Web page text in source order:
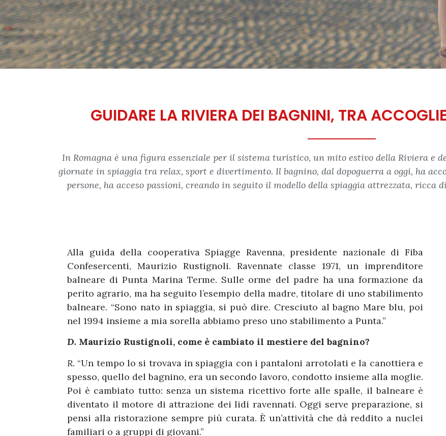
GUIDARE LA RIVIERA DEI BAGNINI, TRA
In Romagna è una figura essenziale per il sistema turistico, un mito estivo della Riviera e
giornate in spiaggia tra relax, sport e divertimento. Il bagnino, dal dopoguerra a oggi, ha
persone, ha acceso passioni, creando in seguito il modello della spiaggia attrezzata, ricca
Alla guida della cooperativa Spiagge Ravenna, presidente nazionale di Fiba
Confesercenti, Maurizio Rustignoli. Ravennate classe 1971, un imprenditore
balneare di Punta Marina Terme. Sulle orme del padre ha una formazione da
perito agrario, ma ha seguito l’esempio della madre, titolare di uno stabilimento
balneare. “Sono nato in spiaggia, si può dire. Cresciuto al bagno Mare blu, poi
nel 1994 insieme a mia sorella abbiamo preso uno stabilimento a Punta.”
D. Maurizio Rustignoli, come è cambiato il mestiere del bagnino?
R. “Un tempo lo si trovava in spiaggia con i pantaloni arrotolati e la canottiera e
spesso, quello del bagnino, era un secondo lavoro, condotto insieme alla moglie.
Poi è cambiato tutto: senza un sistema ricettivo forte alle spalle, il balneare è
diventato il motore di attrazione dei lidi ravennati. Oggi serve preparazione, si
pensi alla ristorazione sempre più curata. È un’attività che dà reddito a nuclei
familiari o a gruppi di giovani.”